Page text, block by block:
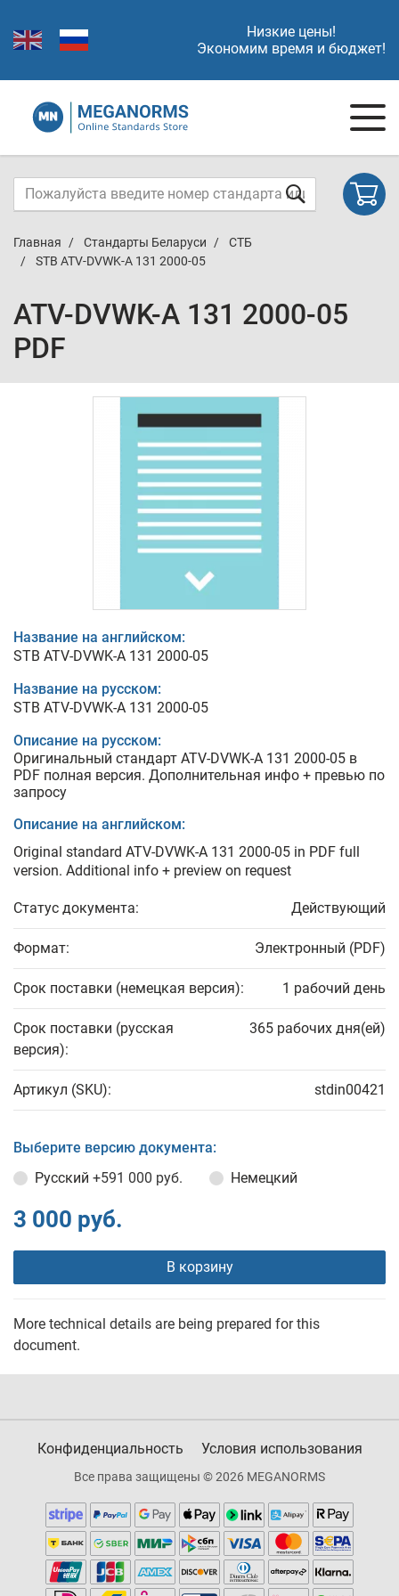
Низкие цены!
Экономим время и бюджет!
Главная Стандарты Беларуси
СТБ
STB ATV-DVWK-A 131 2000-05
ATV-DVWK-A 131 2000-05
PDF
Название на английском:
STB ATV-DVWK-A 131 2000-05
Название на русском:
STB ATV-DVWK-A 131 2000-05
Описание на русском:
Оригинальный стандарт ATV-DVWK-A 131 2000-05 в
PDF полная версия. Дополнительная инфо + превью по
запросу
Описание на английском:
Original standard ATV-DVWK-A 131 2000-05 in PDF full
version. Additional info + preview on request
Статус документа: Действующий
Формат: Электронный (PDF)
Срок поставки (немецкая версия): 1 рабочий день
Срок поставки (русская
версия):
365 рабочих дня(ей)
Артикул (SKU): stdin00421
Выберите версию документа:
Русский +591 000 руб. Немецкий
3 000 руб.
В корзину
More technical details are being prepared for this
document.
Конфиденциальность Условия использования
Все права защищены © 2026 MEGANORMS